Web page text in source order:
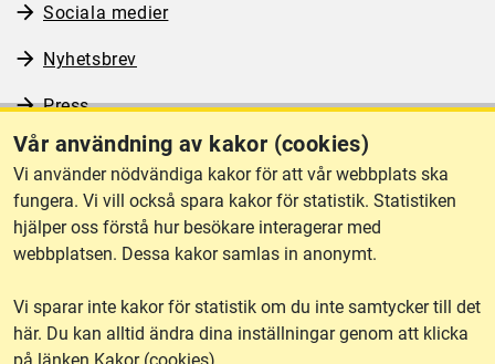
Vår användning av kakor (cookies)
Vi använder nödvändiga kakor för att vår webbplats ska
fungera. Vi vill också spara kakor för statistik. Statistiken
hjälper oss förstå hur besökare interagerar med
webbplatsen. Dessa kakor samlas in anonymt.
Vi sparar inte kakor för statistik om du inte samtycker till det
här. Du kan alltid ändra dina inställningar genom att klicka
på länken Kakor (cookies).
Sociala medier
Nyhetsbrev
Press
RSS
Om webbplatsen
Tillgänglighet